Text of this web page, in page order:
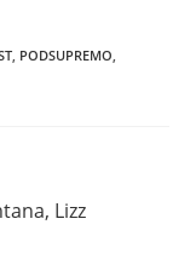
PODSUPREMO
Lizz